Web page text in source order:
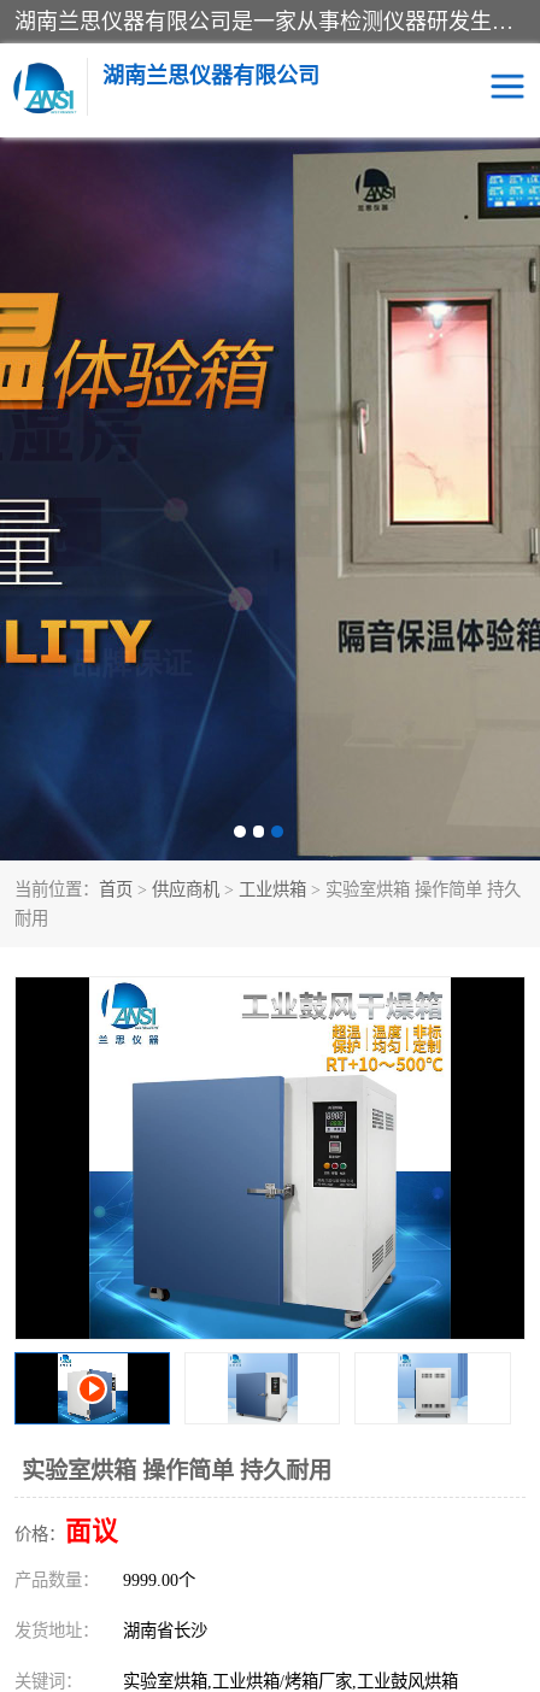
湖南兰思仪器有限公司是一家从事检测仪器研发生产销售和维修保养服务的综合型企业，产品符合国际标准可按需定制专业售前售后工程师，主要有门窗性能体验箱、门窗隔音展示箱、恒温恒湿试验箱、步入式恒温恒湿房、高低温试验箱、老化试验箱、老化试验房、恒温恒湿培养箱、水泥标准养护试验箱、电热鼓风干燥试验箱、真空干燥箱、工业烤箱、盐雾腐蚀试验箱等。
湖南兰思仪器有限公司
当前位置： 首页 > 供应商机 > 工业烘箱 > 实验室烘箱 操作简单 持久
耐用
实验室烘箱 操作简单 持久耐用
价格： 面议
产品数量： 9999.00个
发货地址： 湖南省长沙
关键词： 实验室烘箱,工业烘箱/烤箱厂家,工业鼓风烘箱
恒温恒湿试验箱
门窗体验箱